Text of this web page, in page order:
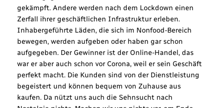
gekämpft. Andere werden nach dem Lockdown einen
Zerfall ihrer geschäftlichen Infrastruktur erleben.
Inhabergeführte Läden, die sich im Nonfood-Bereich
bewegen, werden aufgeben oder haben gar schon
aufgegeben. Der Gewinner ist der Online-Handel, das
war er aber auch schon vor Corona, weil er sein Geschäft
perfekt macht. Die Kunden sind von der Dienstleistung
begeistert und können bequem von Zuhause aus
kaufen. Da nützt uns auch die Sehnsucht nach